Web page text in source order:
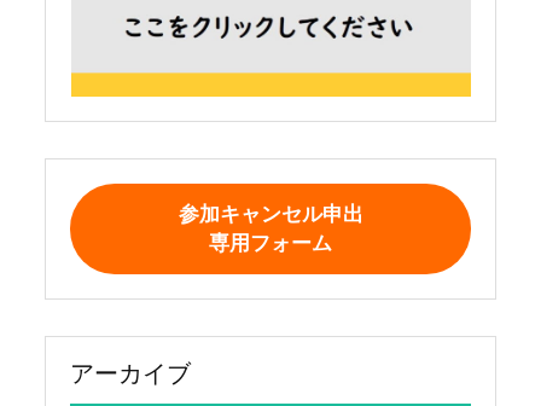
参加キャンセル申出
専用フォーム
アーカイブ